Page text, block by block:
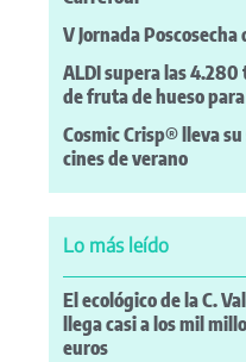
V Jornada Poscosecha
ALDI supera las 4.280
de fruta de hueso
Cosmic Crisp® lleva su
cines de verano
Lo más leído
El ecológico de la C.
llega casi a los mil
euros